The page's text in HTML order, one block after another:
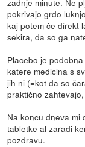
zadnje minute. Ne
pokrivajo grdo
kaj potem če direkt
sekira, da so ga
Placebo je
katere medicina s
jih ni (=kot da so
praktično
Na koncu dneva mi
tabletke al zaradi
pozdravu.